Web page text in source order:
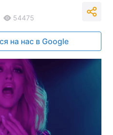
54475
на нас в Google